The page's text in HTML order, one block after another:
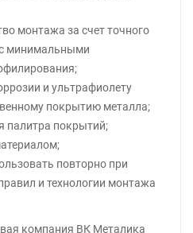
монтажа за счет точного
минимальными
и ультрафиолету
покрытию металла;
палитра покрытий;
повторно при
и технологии монтажа
компания ВК Металика